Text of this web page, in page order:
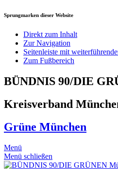
Sprungmarken dieser Website
Direkt zum Inhalt
Zur Navigation
Seitenleiste mit
Zum Fußbereich
BÜNDNIS 90/DIE
Kreisverband
Grüne München
Menü
Menü schließen